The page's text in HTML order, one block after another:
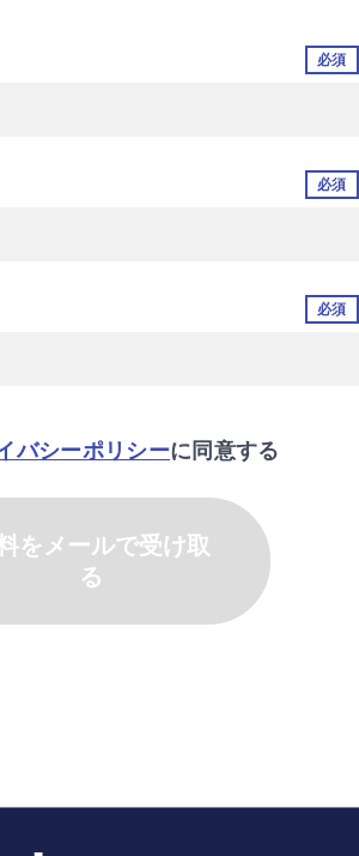
必須
必須
必須
バシーポリシーに同意する
をメールで受け取
る